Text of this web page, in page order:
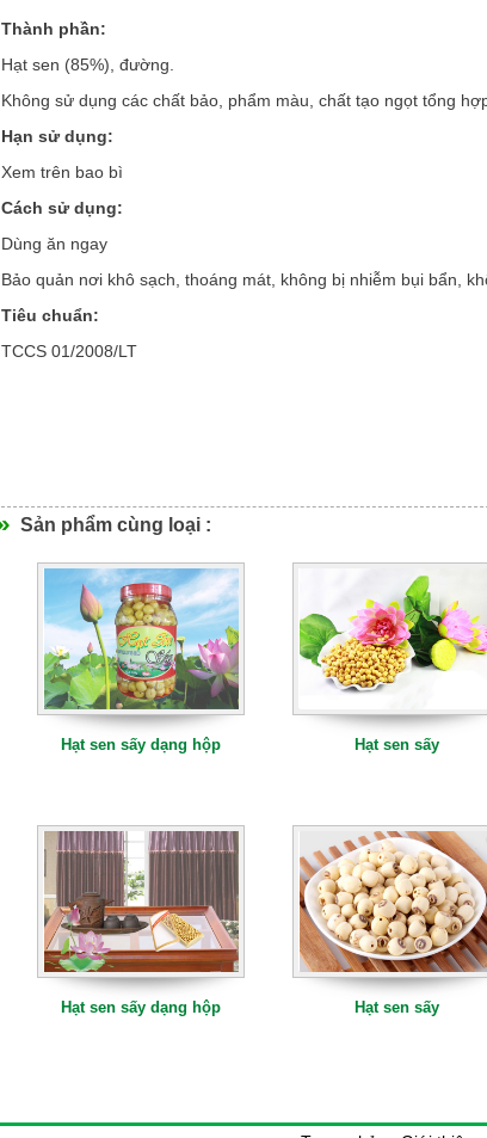
Thành phần:
Hạt sen (85%), đường.
Không sử dụng các chất bảo, phẩm màu, chất tạo ngọt tổng
Hạn sử dụng:
Xem trên bao bì
Cách sử dụng:
Dùng ăn ngay
Bảo quản nơi khô sạch, thoáng mát, không bị nhiễm bụi bẩn,
Tiêu chuẩn:
TCCS 01/2008/LT
Sản phẩm cùng loại :
Hạt sen sấy dạng hộp Hạt sen sấy
Hạt sen sấy dạng hộp Hạt sen sấy